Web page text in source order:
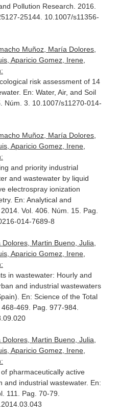
Pollution Research . 2016.
25144. 10.1007/s11356-
Muñoz, María Dolores,
Aparicio Gomez, Irene,
risk assessment of 14
En: Water, Air, and Soil
Núm. 3. 10.1007/s11270-014-
Muñoz, María Dolores,
Aparicio Gomez, Irene,
and priority industrial
and wastewater by liquid
electrospray ionization
En: Analytical and
Vol. 406. Núm. 15. Pag.
014-7689-8
Martin Bueno, Julia,
Aparicio Gomez, Irene,
in wastewater: Hourly and
and industrial wastewaters
En: Science of the Total
469. Pag. 977-984.
Martin Bueno, Julia,
Aparicio Gomez, Irene,
pharmaceutically active
and industrial wastewater. En:
111. Pag. 70-79.